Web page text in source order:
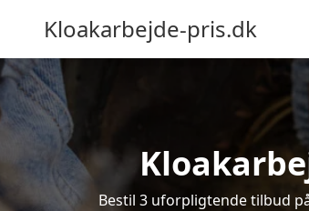
Kloakarbejde-pris.dk
Bestil 3 uforpligtende tilbud